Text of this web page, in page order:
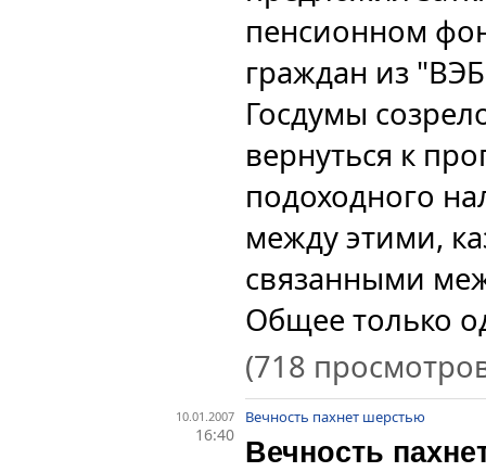
пенсионном
граждан из
Госдумы
вернуться к
подоходного
между этими,
связанными
Общее только
(718
10.01.2007
16:40
Вечность пахнет шерстью
Вечность